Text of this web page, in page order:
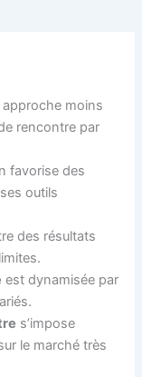
moins
rencontre par
favorise des
outils
des résultats
est dynamisée par
s’impose
le marché très